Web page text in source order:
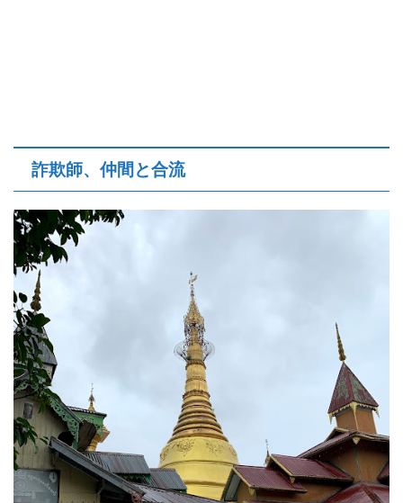
詐欺師、仲間と合流